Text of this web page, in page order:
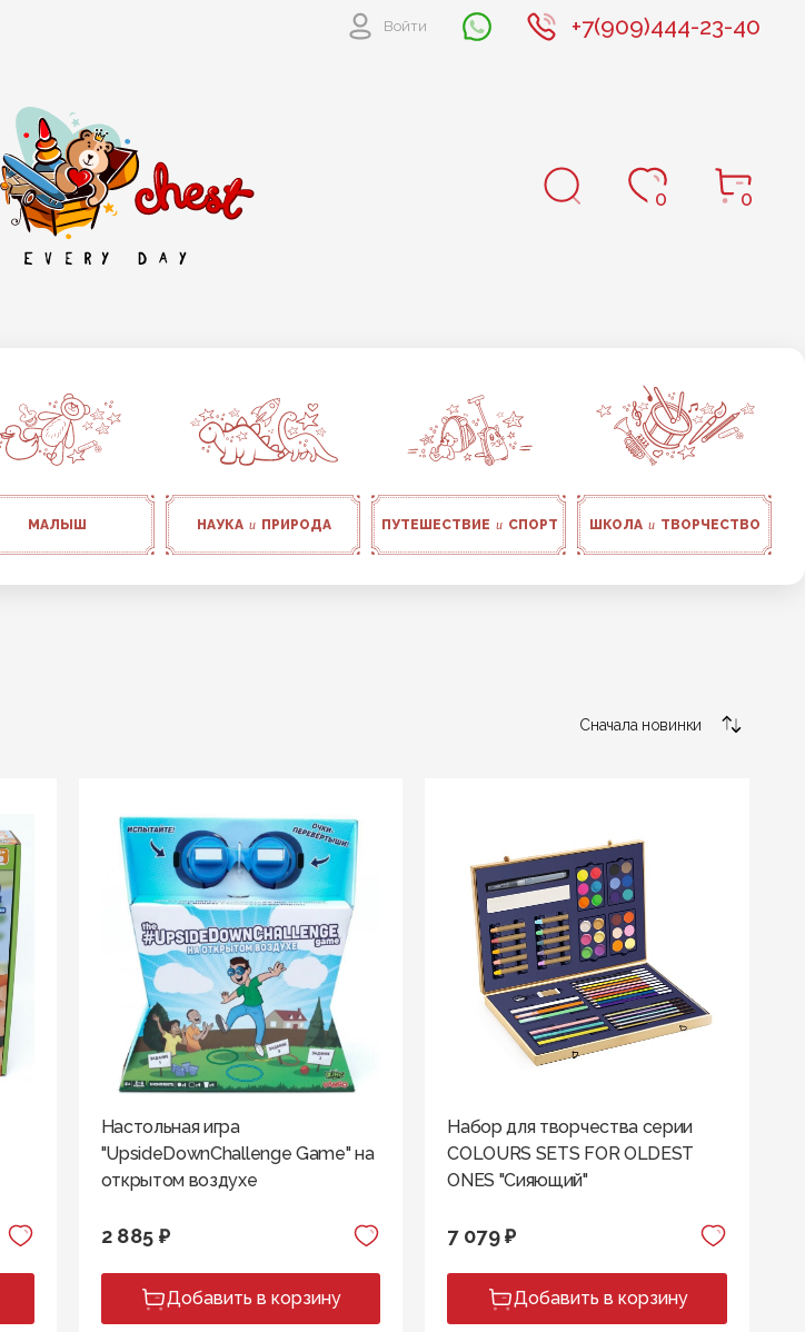
Войти +7(909)444-23-40
0 0
МАЛЫШ НАУКА и ПРИРОДА ПУТЕШЕСТВИЕ и СПОРТ ШКОЛА и ТВОРЧЕСТВО
Сначала новинки
Настольная игра
"UpsideDownChallenge Game" на
открытом воздухе
2 885 ₽
Добавить в корзину
Набор для творчества серии
COLOURS SETS FOR OLDEST
ONES "Сияющий"
7 079 ₽
Добавить в корзину